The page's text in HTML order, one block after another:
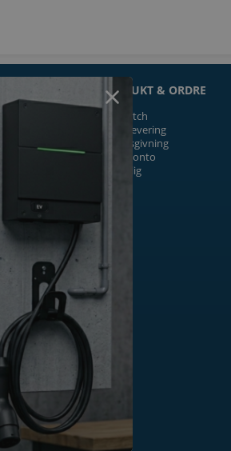
PRODUKT & ORDRE
Prismatch
Fragt/levering
Tilbudsgivning
Firmakonto
Offentlig